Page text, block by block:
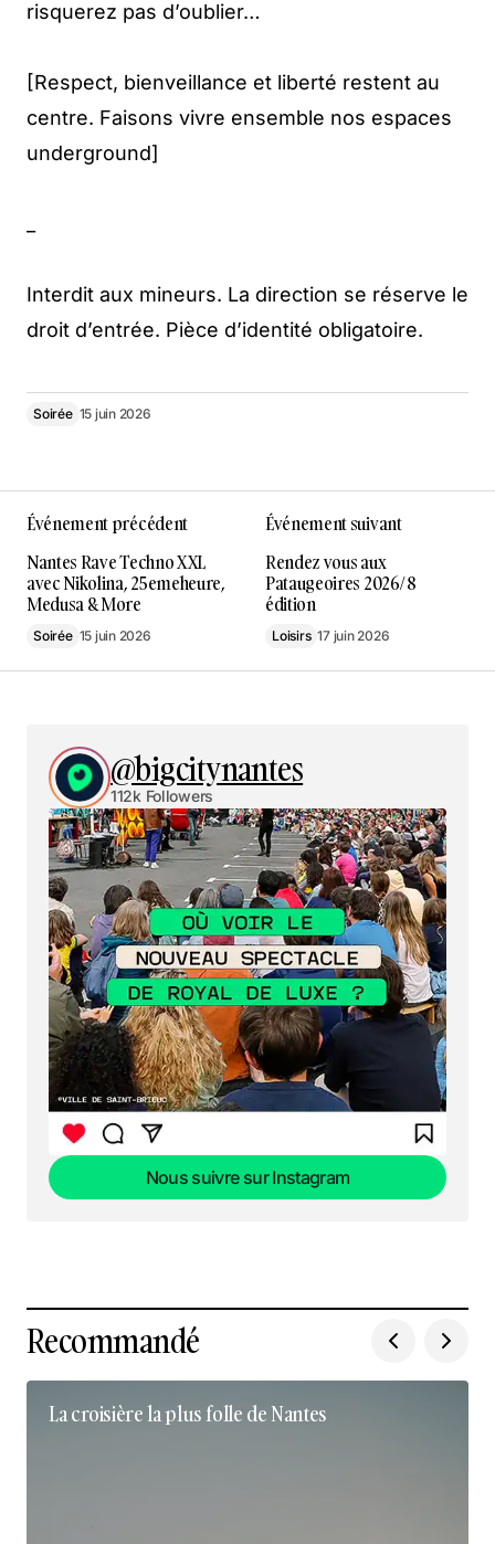
risquerez pas d’oublier…
[Respect, bienveillance et liberté restent au
centre. Faisons vivre ensemble nos espaces
underground]
Interdit aux mineurs. La direction se réserve le
droit d’entrée. Pièce d’identité obligatoire.
Soirée 15 juin 2026
Événement précédent
Nantes Rave Techno XXL
avec Nikolina, 25emeheure,
Medusa & More
Soirée 15 juin 2026
Événement suivant
Rendez vous aux
Pataugeoires 2026/ 8
édition
Loisirs 17 juin 2026
@bigcitynantes
112k Followers
Nous suivre sur Instagram
Recommandé
La croisière la plus folle de Nantes